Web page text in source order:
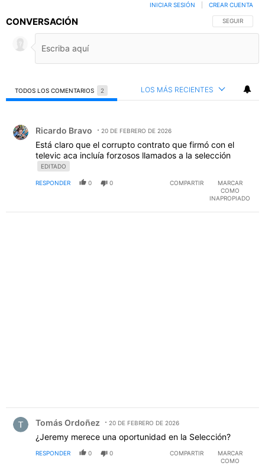
CONVERSACIÓN SIGA ESTA
SEGUIR
INICIAR SESIÓN CREAR CUENTA
TODOS LOS COMENTARIOS 2 LOS MÁS RECIENTES
Ricardo Bravo 20 DE FEBRERO DE 2026
Está claro que el corrupto contrato que firmó con el
televic aca incluía forzosos llamados a la selección
EDITADO
RESPONDER 0 0 COMPARTIR
MARCAR
COMO
INAPROPIADO
Tomás Ordoñez 20 DE FEBRERO DE 2026
¿Jeremy merece una oportunidad en la Selección?
RESPONDER 0 0 COMPARTIR
MARCAR
COMO